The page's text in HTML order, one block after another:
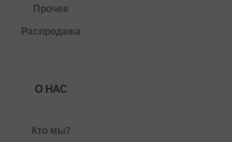
Прочее
Распродажа
О НАС
Кто мы?